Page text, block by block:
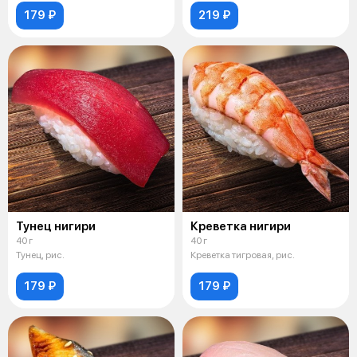
179 ₽ 219 ₽
Тунец нигири
40 г
Тунец, рис.
179 ₽
Креветка нигири
40 г
Креветка тигровая, рис.
179 ₽